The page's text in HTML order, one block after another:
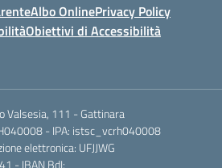
Albo OnlinePrivacy Policy
Obiettivi di Accessibilità
Valsesia, 111 - Gattinara
- IPA: istsc_vcrh040008
elettronica: UFJJWG
- IBAN BdI: